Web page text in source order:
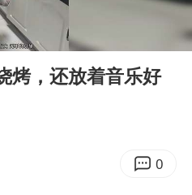
第一杯奶茶到底有多火
储板块集体大跌
中巨芯：上半年归母净利润1405.77万元
U17国足点球大战淘汰河床晋级决赛
烤，还放着音乐好
0